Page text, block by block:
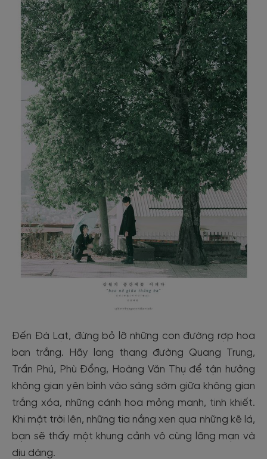
Đến Đà Lạt, đừng bỏ lỡ những con đường rợp hoa
ban trắng. Hãy lang thang đường Quang Trung,
Trần Phú, Phù Đổng, Hoàng Văn Thụ để tận hưởng
không gian yên bình vào sáng sớm giữa không gian
trắng xóa, những cánh hoa mỏng manh, tinh khiết.
Khi mặt trời lên, những tia nắng xen qua những kẽ lá,
bạn sẽ thấy một khung cảnh vô cùng lãng mạn và
dịu dàng.